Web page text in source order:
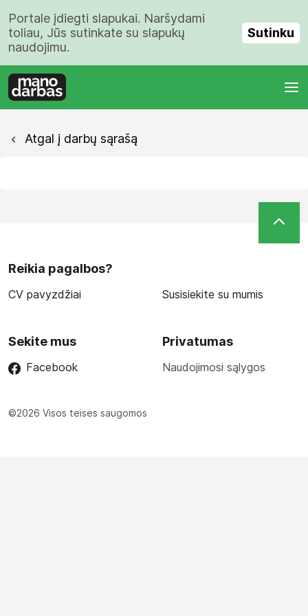
Portale įdiegti slapukai. Naršydami
toliau, Jūs sutinkate su slapukų
naudojimu.
Sutinku
Atgal į darbų sąrašą
Reikia pagalbos?
CV pavyzdžiai Susisiekite su mumis
Sekite mus
Facebook
Privatumas
Naudojimosi sąlygos
©2026 Visos teisės saugomos